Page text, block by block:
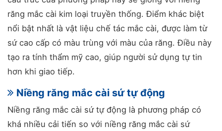
răng mắc cài kim loại truyền thống. Điểm khác biệt
nổi bật nhất là vật liệu chế tác mắc cài, được làm từ
sứ cao cấp có màu trùng với màu của răng. Điều này
tạo ra tính thẩm mỹ cao, giúp người sử dụng tự tin
hơn khi giao tiếp.
Niềng răng mắc cài sứ tự động
Niềng răng mắc cài sứ tự động là phương pháp có
khá nhiều cải tiến so với niềng răng mắc cài sứ